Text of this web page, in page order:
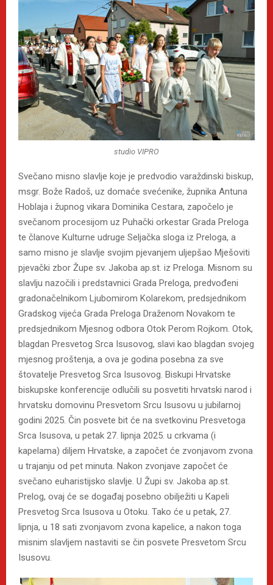
studio VIPRO
Svečano misno slavlje koje je predvodio varaždinski biskup,
msgr. Bože Radoš, uz domaće svećenike, župnika Antuna
Hoblaja i župnog vikara Dominika Cestara, započelo je
svečanom procesijom uz Puhački orkestar Grada Preloga
te članove Kulturne udruge Seljačka sloga iz Preloga, a
samo misno je slavlje svojim pjevanjem uljepšao Mješoviti
pjevački zbor Župe sv. Jakoba ap.st. iz Preloga. Misnom su
slavlju nazočili i predstavnici Grada Preloga, predvođeni
gradonačelnikom Ljubomirom Kolarekom, predsjednikom
Gradskog vijeća Grada Preloga Draženom Novakom te
predsjednikom Mjesnog odbora Otok Perom Rojkom. Otok,
blagdan Presvetog Srca Isusovog, slavi kao blagdan svojeg
mjesnog proštenja, a ova je godina posebna za sve
štovatelje Presvetog Srca Isusovog. Biskupi Hrvatske
biskupske konferencije odlučili su posvetiti hrvatski narod i
hrvatsku domovinu Presvetom Srcu Isusovu u jubilarnoj
godini 2025. Čin posvete bit će na svetkovinu Presvetoga
Srca Isusova, u petak 27. lipnja 2025. u crkvama (i
kapelama) diljem Hrvatske, a započet će zvonjavom zvona
u trajanju od pet minuta. Nakon zvonjave započet će
svečano euharistijsko slavlje. U Župi sv. Jakoba ap.st.
Prelog, ovaj će se događaj posebno obilježiti u Kapeli
Presvetog Srca Isusova u Otoku. Tako će u petak, 27.
lipnja, u 18 sati zvonjavom zvona kapelice, a nakon toga
misnim slavljem nastaviti se čin posvete Presvetom Srcu
Isusovu.